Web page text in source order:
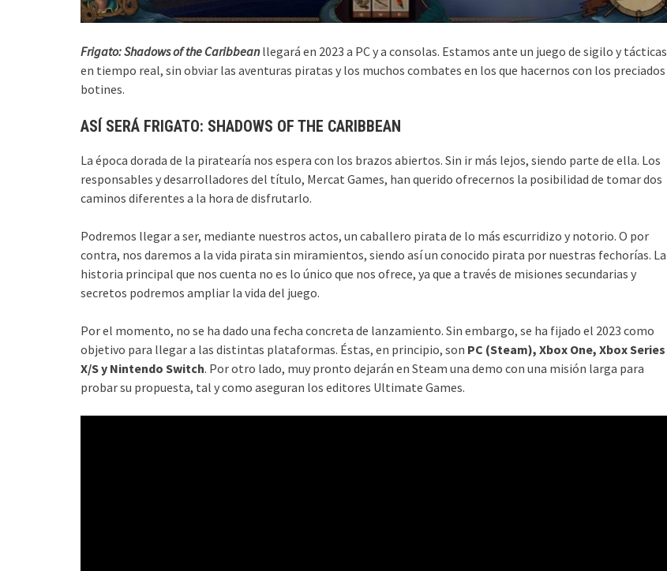
Frigato: Shadows of the Caribbean llegará en 2023 a PC y a consolas. Estamos ante un juego de sigilo y tácticas
en tiempo real, sin obviar las aventuras piratas y los muchos combates en los que hacernos con los preciados
botines.
ASÍ SERÁ FRIGATO: SHADOWS OF THE CARIBBEAN
La época dorada de la piratearía nos espera con los brazos abiertos. Sin ir más lejos, siendo parte de ella. Los
responsables y desarrolladores del título, Mercat Games, han querido ofrecernos la posibilidad de tomar dos
caminos diferentes a la hora de disfrutarlo.
Podremos llegar a ser, mediante nuestros actos, un caballero pirata de lo más escurridizo y notorio. O por
contra, nos daremos a la vida pirata sin miramientos, siendo así un conocido pirata por nuestras fechorías. La
historia principal que nos cuenta no es lo único que nos ofrece, ya que a través de misiones secundarias y
secretos podremos ampliar la vida del juego.
Por el momento, no se ha dado una fecha concreta de lanzamiento. Sin embargo, se ha fijado el 2023 como
objetivo para llegar a las distintas plataformas. Éstas, en principio, son PC (Steam), Xbox One, Xbox Series
X/S y Nintendo Switch. Por otro lado, muy pronto dejarán en Steam una demo con una misión larga para
probar su propuesta, tal y como aseguran los editores Ultimate Games.